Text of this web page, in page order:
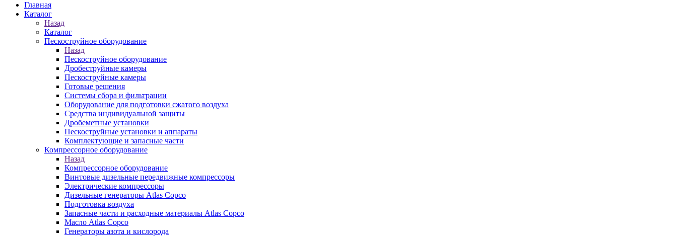
Главная
Каталог
Назад
Каталог
Пескоструйное оборудование
Назад
Пескоструйное оборудование
Дробеструйные камеры
Пескоструйные камеры
Готовые решения
Системы сбора и фильтрации
Оборудование для подготовки сжатого воздуха
Средства индивидуальной защиты
Дробеметные установки
Пескоструйные установки и аппараты
Комплектующие и запасные части
Компрессорное оборудование
Назад
Компрессорное оборудование
Винтовые дизельные передвижные компрессоры
Электрические компрессоры
Дизельные генераторы Atlas Copco
Подготовка воздуха
Запасные части и расходные материалы Atlas Copco
Масло Atlas Copco
Генераторы азота и кислорода